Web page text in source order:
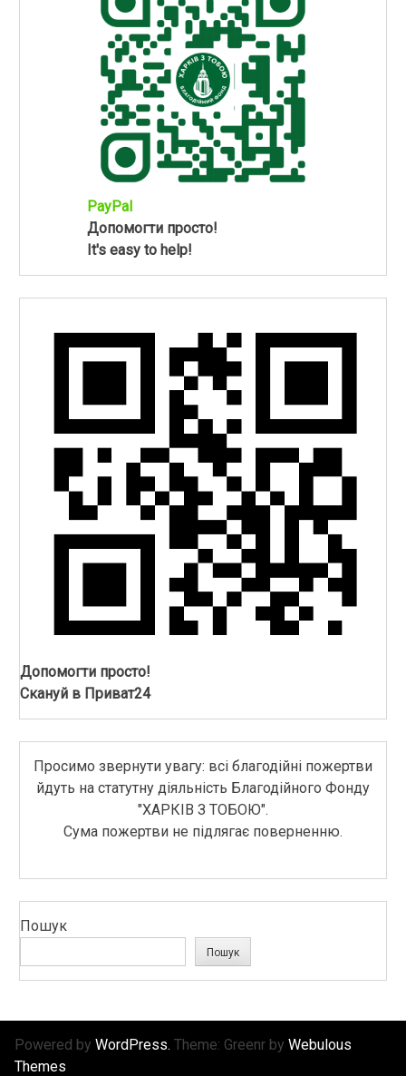
PayPal
Допомогти просто!
It's easy to help!
Допомогти просто!
Скануй в Приват24
Просимо звернути увагу: всі благодійні пожертви
йдуть на статутну діяльність Благодійного Фонду
"ХАРКІВ З ТОБОЮ".
Сума пожертви не підлягає поверненню.
Пошук
Пошук
Powered by WordPress. Theme: Greenr by Webulous
Themes